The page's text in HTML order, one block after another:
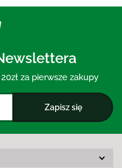
za pierwsze zakupy